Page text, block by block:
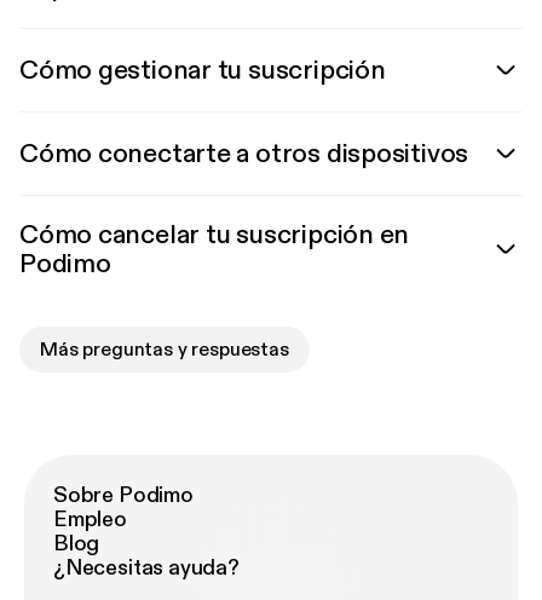
Cómo gestionar tu suscripción
Cómo conectarte a otros dispositivos
Cómo cancelar tu suscripción en
Podimo
Más preguntas y respuestas
Sobre Podimo
Empleo
Blog
¿Necesitas ayuda?